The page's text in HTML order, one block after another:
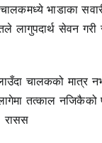
भाडाका
लागुपदार्थ सेवन
चालकको मात्र
तत्काल
रासस